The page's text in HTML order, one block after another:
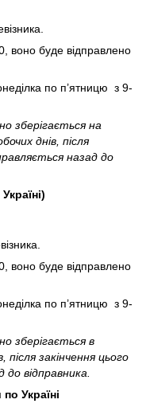
воно буде відправлено
по п’ятницю з 9-
зберігається на
днів, після
назад до
воно буде відправлено
по п’ятницю з 9-
зберігається в
закінчення цього
відправника.
Україні